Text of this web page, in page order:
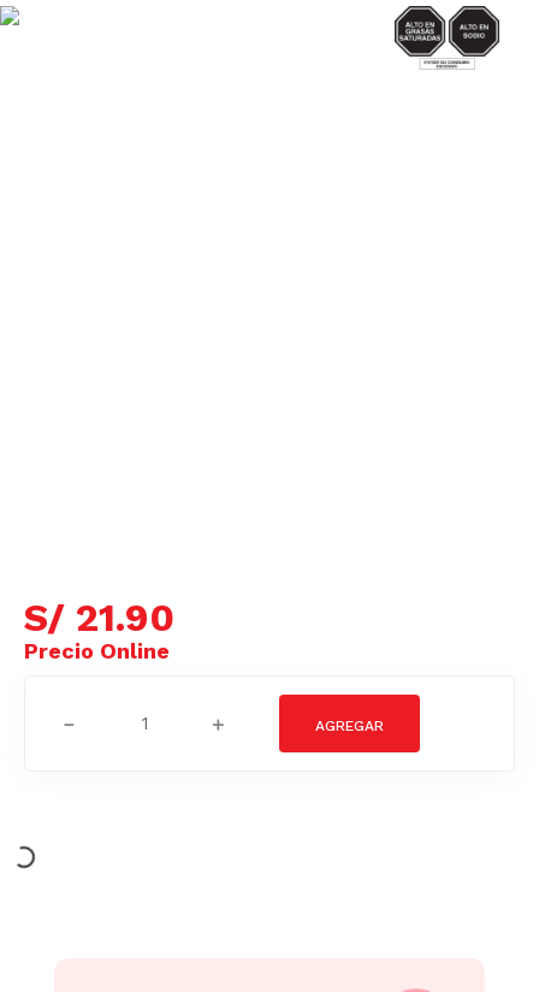
SODIO/
SAT
S/ 21.90
＋
－